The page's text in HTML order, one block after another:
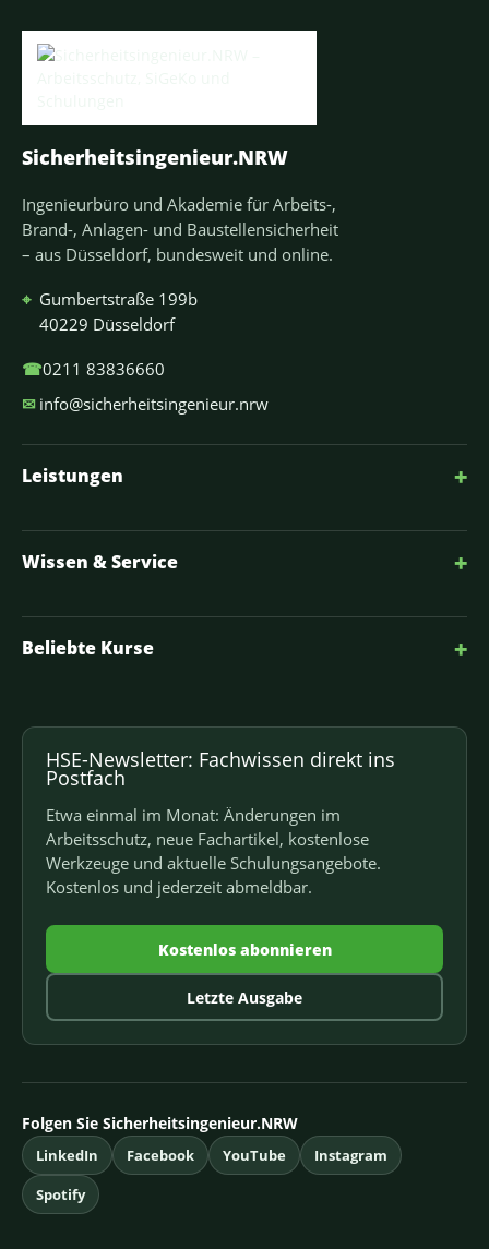
Sicherheitsingenieur.NRW
Ingenieurbüro und Akademie für Arbeits-,
Brand-, Anlagen- und Baustellensicherheit
– aus Düsseldorf, bundesweit und online.
⌖ Gumbertstraße 199b
40229 Düsseldorf
☎0211 83836660
✉ info@sicherheitsingenieur.nrw
Leistungen +
Wissen & Service +
Beliebte Kurse +
HSE-Newsletter: Fachwissen direkt ins
Postfach
Etwa einmal im Monat: Änderungen im
Arbeitsschutz, neue Fachartikel, kostenlose
Werkzeuge und aktuelle Schulungsangebote.
Kostenlos und jederzeit abmeldbar.
Kostenlos abonnieren
Letzte Ausgabe
Folgen Sie Sicherheitsingenieur.NRW
LinkedIn Facebook YouTube
Instagram
Spotify